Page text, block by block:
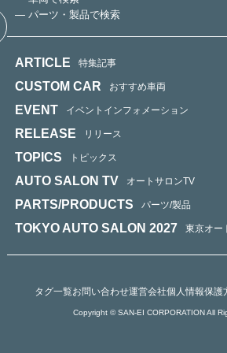
— パーツ・製品で検索
ARTICLE 特集記事
CUSTOM CAR おすすめ車両
EVENT イベントインフォメーション
RELEASE リリース
TOPICS トピックス
AUTO SALON TV オートサロンTV
PARTS/PRODUCTS パーツ/製品
TOKYO AUTO SALON 2027 東京オー
タグ一覧お問い合わせ運営会社個人情報保護
Copyright © SAN-EI CORPORATION All